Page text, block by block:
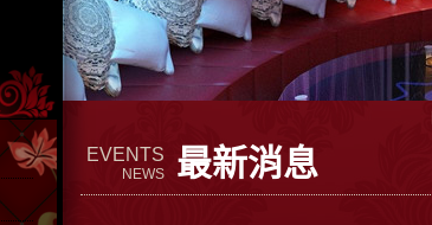
EVENTS
NEWS 最新消息